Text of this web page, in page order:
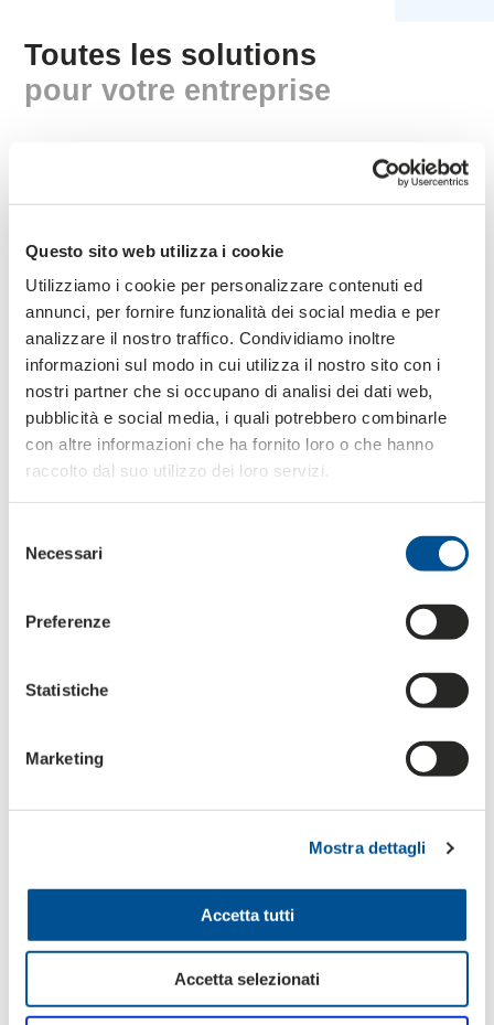
Questo sito web utilizza i cookie
Utilizziamo i cookie per personalizzare contenuti ed
annunci, per fornire funzionalità dei social media e per
analizzare il nostro traffico. Condividiamo inoltre
informazioni sul modo in cui utilizza il nostro sito con i
nostri partner che si occupano di analisi dei dati web,
pubblicità e social media, i quali potrebbero combinarle
con altre informazioni che ha fornito loro o che hanno
raccolto dal suo utilizzo dei loro servizi.
delNecessari
Preferenze
Statistiche
Marketing
Mostra dettagli
Accetta tutti
Accetta selezionati
Toutes les solutions
pour votre entreprise
Boîtes en carton pour les envois au consommateur final,
adhésif pour une fermeture rapide
Possibilité d'appliquer un double autocollant pour la
personnalisée
flexographie et en offset.
Boîtes américaines
Boîtes et emballages en carton ondulé pour produits
mesure en fonction des besoins du client en matière de
protection, de sécurité et de communication des produits.